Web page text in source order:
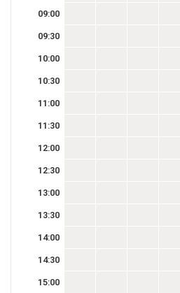
09:00
09:30
10:00
10:30
11:00
11:30
12:00
12:30
13:00
13:30
14:00
14:30
15:00